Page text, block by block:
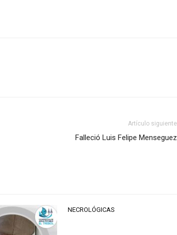
Artículo siguiente
Falleció Luis Felipe Menseguez
NECROLÓGICAS